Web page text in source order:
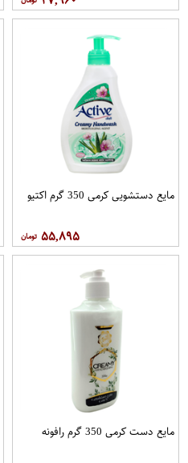
مایع دستشویی کرمی 350 گرم اکتیو
۵۵,۸۹۵
مایع دست کرمی 350 گرم رافونه